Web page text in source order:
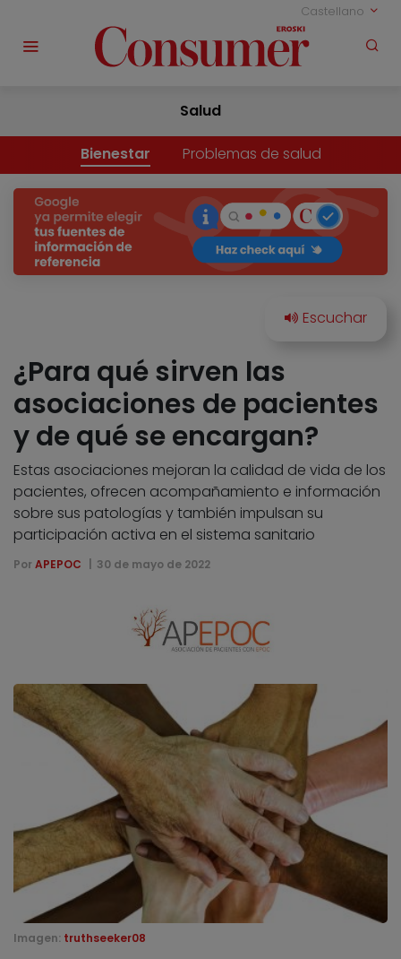
Castellano
Salud
Bienestar Problemas de salud
¿Para qué sirven las
asociaciones de pacientes
y de qué se encargan?
Estas asociaciones mejoran la calidad de vida de los
pacientes, ofrecen acompañamiento e información
sobre sus patologías y también impulsan su
participación activa en el sistema sanitario
Por APEPOC 30 de mayo de 2022
Imagen: truthseeker08